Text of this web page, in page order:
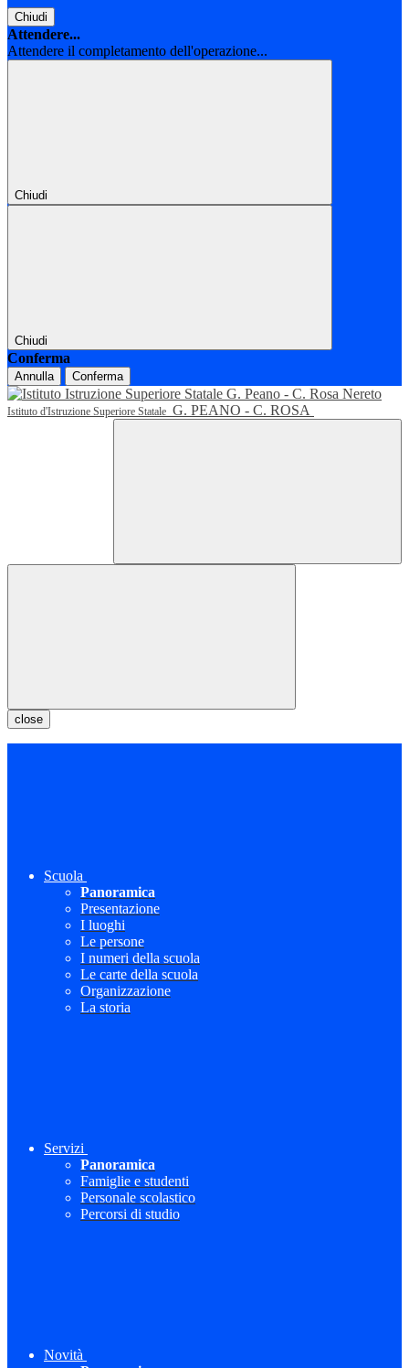
Chiudi
Attendere...
Attendere il completamento dell'operazione...
Chiudi
Chiudi
Conferma
Annulla Conferma
Istituto d'Istruzione Superiore Statale G. PEANO - C. ROSA
close
Scuola
Panoramica
Presentazione
I luoghi
Le persone
I numeri della scuola
Le carte della scuola
Organizzazione
La storia
Servizi
Panoramica
Famiglie e studenti
Personale scolastico
Percorsi di studio
Novità